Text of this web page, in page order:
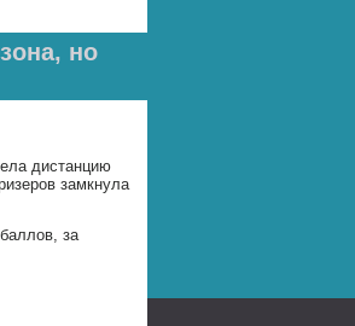
но
дистанцию
замкнула
за